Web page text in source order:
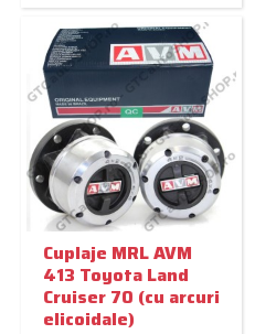
Cuplaje MRL AVM
413 Toyota Land
Cruiser 70 (cu arcuri
elicoidale)